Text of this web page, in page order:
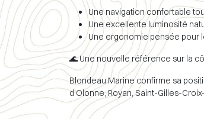
Une navigation confortable
Une excellente luminosité
Une ergonomie pensée pour
🌊 Une nouvelle référence sur la
Blondeau Marine confirme sa
d’Olonne, Royan, Saint-Gilles-